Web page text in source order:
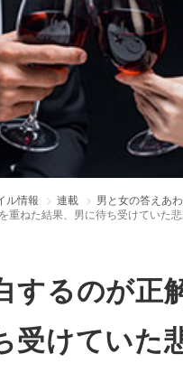
ル情報 連載
男と女の答えあわ
重ねた結果、男に待ち受けていた
するのが正
受けていた